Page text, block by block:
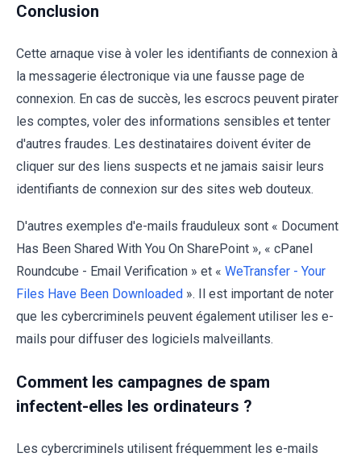
Conclusion
Cette arnaque vise à voler les identifiants de connexion à
la messagerie électronique via une fausse page de
connexion. En cas de succès, les escrocs peuvent pirater
les comptes, voler des informations sensibles et tenter
d'autres fraudes. Les destinataires doivent éviter de
cliquer sur des liens suspects et ne jamais saisir leurs
identifiants de connexion sur des sites web douteux.
D'autres exemples d'e-mails frauduleux sont « Document
Has Been Shared With You On SharePoint », « cPanel
Roundcube - Email Verification » et « WeTransfer - Your
Files Have Been Downloaded ». Il est important de noter
que les cybercriminels peuvent également utiliser les e-
mails pour diffuser des logiciels malveillants.
Comment les campagnes de spam
infectent-elles les ordinateurs ?
Les cybercriminels utilisent fréquemment les e-mails